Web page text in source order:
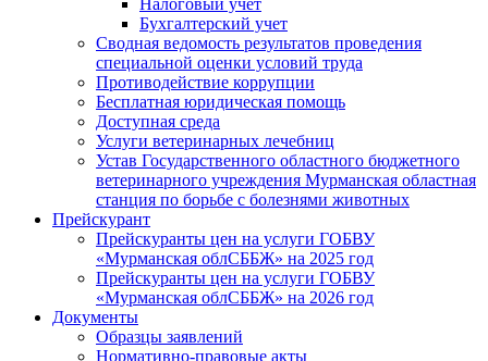
Налоговый учет
Бухгалтерский учет
Сводная ведомость результатов проведения
специальной оценки условий труда
Противодействие коррупции
Бесплатная юридическая помощь
Доступная среда
Услуги ветеринарных лечебниц
Устав Государственного областного бюджетного
ветеринарного учреждения Мурманская областная
станция по борьбе с болезнями животных
Прейскурант
Прейскуранты цен на услуги ГОБВУ
«Мурманская облСББЖ» на 2025 год
Прейскуранты цен на услуги ГОБВУ
«Мурманская облСББЖ» на 2026 год
Документы
Образцы заявлений
Нормативно-правовые акты